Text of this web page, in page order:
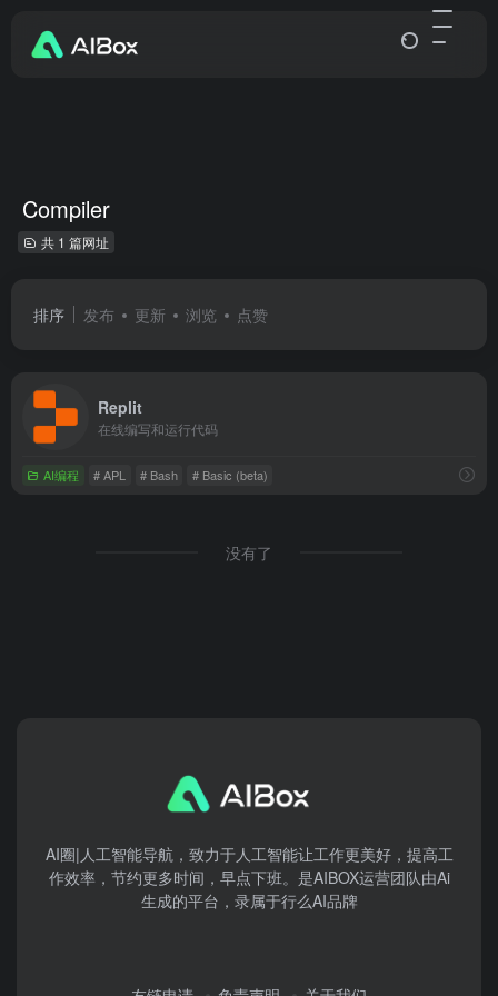
Compiler
共 1 篇网址
排序 发布 更新 浏览 点赞
Replit
在线编写和运行代码
AI编程 # APL # Bash # Basic (beta)
没有了
AI圈|人工智能导航，致力于人工智能让工作更美好，提高工
作效率，节约更多时间，早点下班。是AIBOX运营团队由Ai
生成的平台，录属于行么AI品牌